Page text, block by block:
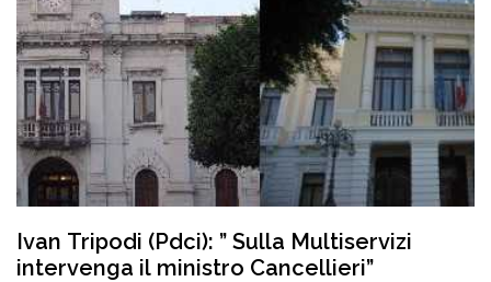
Ivan Tripodi (Pdci): ” Sulla Multiservizi
intervenga il ministro Cancellieri”